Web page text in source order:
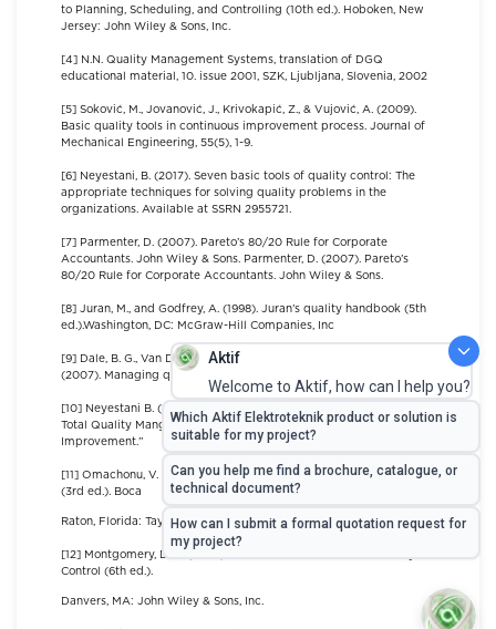
to Planning, Scheduling, and Controlling (10th ed.). Hoboken, New
Jersey: John Wiley & Sons, Inc.
[4] N.N. Quality Management Systems, translation of DGQ
educational material, 10. issue 2001, SZK, Ljubljana, Slovenia, 2002
[5] Soković, M., Jovanović, J., Krivokapić, Z., & Vujović, A. (2009).
Basic quality tools in continuous improvement process. Journal of
Mechanical Engineering, 55(5), 1-9.
[6] Neyestani, B. (2017). Seven basic tools of quality control: The
appropriate techniques for solving quality problems in the
organizations. Available at SSRN 2955721.
[7] Parmenter, D. (2007). Pareto’s 80/20 Rule for Corporate
Accountants. John Wiley & Sons. Parmenter, D. (2007). Pareto’s
80/20 Rule for Corporate Accountants. John Wiley & Sons.
[8] Juran, M., and Godfrey, A. (1998). Juran’s quality handbook (5th
ed.).Washington, DC: McGraw-Hill Companies, Inc
[9] Dale, B. G., Van Der Wiele, T., & Van Iwaarden, J.
(2007). Managing quality. John Wiley & Sons.
[10] Neyestani B. (2017, February). “Principles and Contributions of
Total Quality Mangement (TQM) Gurus on Business Quality
Improvement.”
[11] Omachonu, V. K. & Ross, J. E. (2004). Principles of total quality
(3rd ed.). Boca
Raton, Florida: Taylor & Francis.
[12] Montgomery, D. C. (2009). Introduction to Statistical Quality
Control (6th ed.).
Danvers, MA: John Wiley & Sons, Inc.